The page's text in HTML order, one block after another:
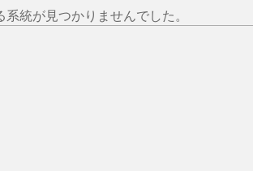
系統が見つかりませんでした。